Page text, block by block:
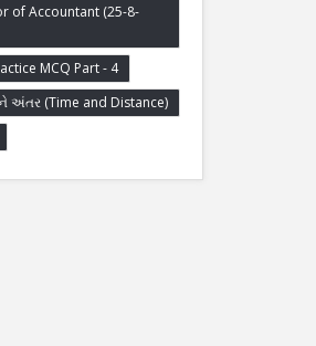
of Accountant (25-8-
MCQ Part - 4
(Time and Distance)